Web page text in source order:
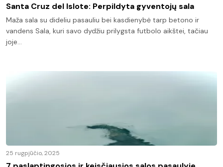
Santa Cruz del Islote: Perpildyta gyventojų sala
Maža sala su dideliu pasauliu bei kasdienybė tarp betono ir
vandens Sala, kuri savo dydžiu prilygsta futbolo aikštei, tačiau
joje…
25 rugpjūčio, 2025